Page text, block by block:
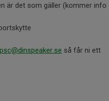
är det som gäller (kommer info
så får ni ett